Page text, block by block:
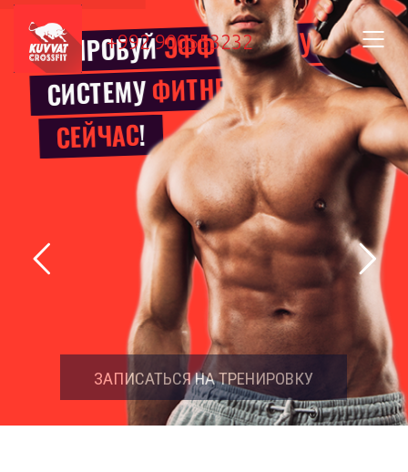
+992 900553232
ПОПРОБУЙЭФФЕКТИВНУЮ
СИСТЕМУФИТНЕСАПРЯМО
ЗАПИСАТЬСЯ НА ТРЕНИРОВКУ
СЕЙЧАС!